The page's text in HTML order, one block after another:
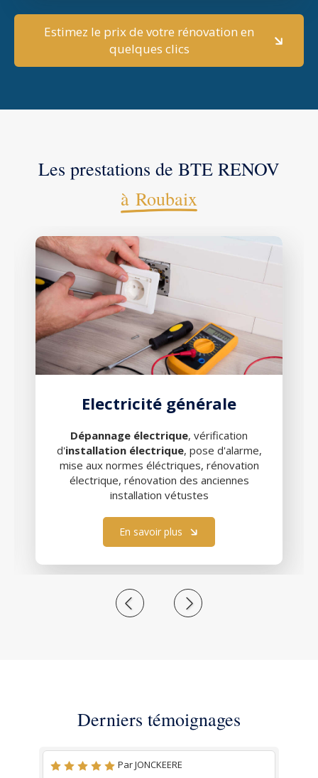
Estimez le prix de votre rénovation en
quelques clics
Les prestations de BTE RENOV
à Roubaix
Electricité générale
Dépannage électrique, vérification
d'installation électrique, pose d'alarme,
mise aux normes éléctriques, rénovation
électrique, rénovation des anciennes
installation vétustes
En savoir plus
Slide précédentSlide suivant
Derniers témoignages
Par JONCKEERE